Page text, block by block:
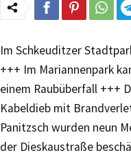
Im Schkeuditzer
+++ Im Mariannenpark
einem Raubüberfall +++
Kabeldieb mit
Panitzsch wurden neun
der Dieskaustraße